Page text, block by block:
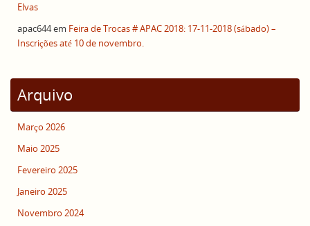
Elvas
apac644em Feira de Trocas # APAC 2018: 17-11-2018 (sábado) –
Inscrições até 10 de novembro.
Arquivo
Março 2026
Maio 2025
Fevereiro 2025
Janeiro 2025
Novembro 2024